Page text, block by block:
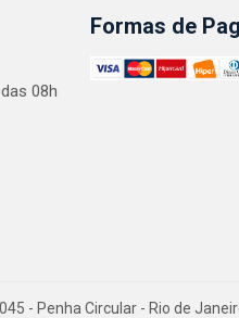
08h
Formas de
- Penha Circular - Rio de